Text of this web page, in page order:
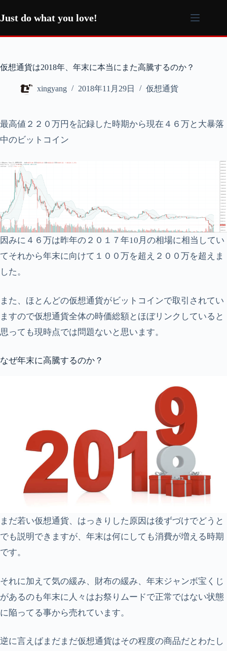
ン
ン
ス
Just do what you love!
仮想通貨は2018年、年末に本当にまた高騰するのか？
xingyang 2018年11月29日 仮想通貨
最高値２２０万円を記録した時期から現在４６万と大暴落
中のビットコイン
因みに４６万は昨年の２０１７年10月の相場に相当してい
てそれから年末に向けて１００万を超え２００万を超えま
した。
また、ほとんどの仮想通貨がビットコインで取引されてい
ますので仮想通貨全体の時価総額とほぼリンクしていると
思っても現時点では問題ないと思います。
なぜ年末に高騰するのか？
まだ若い仮想通貨、はっきりした原因は後ずづけでどうと
でも説明できますが、年末は何にしても消費が増える時期
です。
それに加えて気の緩み、財布の緩み、年末ジャンボ宝くじ
があるのも年末に人々はお祭りムードで正常ではない状態
に陥ってる事から売れています。
逆に言えばまだまだ仮想通貨はその程度の商品だとわたし